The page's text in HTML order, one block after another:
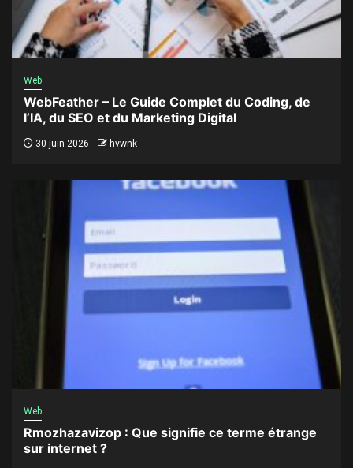
Web
WebFeather – Le Guide Complet du Coding, de
l’IA, du SEO et du Marketing Digital
30 juin 2026 hvwnk
Web
Rmozhazavizop : Que signifie ce terme étrange
sur internet ?